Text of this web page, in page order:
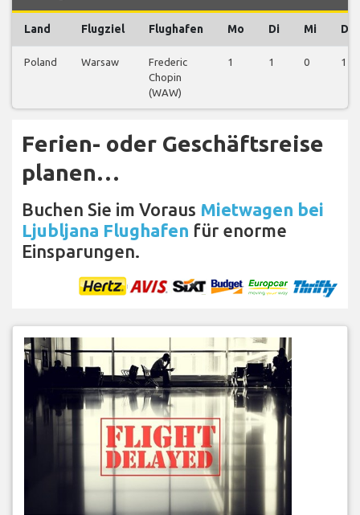
Land Flugziel Flughafen Mo Di Mi Do
Poland Warsaw
Frederic
Chopin
(WAW)
1 1 0 1
Ferien- oder Geschäftsreise
planen…
Buchen Sie im Voraus Mietwagen bei
Ljubljana Flughafen für enorme
Einsparungen.